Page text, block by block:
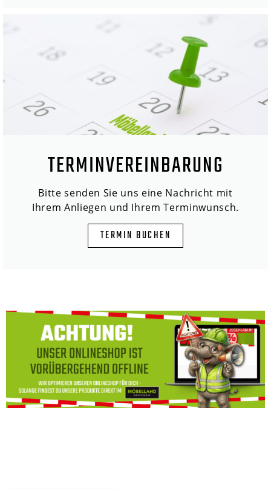
TERMINVEREINBARUNG
Bitte senden Sie uns eine Nachricht mit
Ihrem Anliegen und Ihrem Terminwunsch.
TERMIN BUCHEN